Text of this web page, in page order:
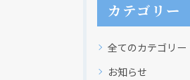
カテゴリー
全てのカテゴリー
お知らせ